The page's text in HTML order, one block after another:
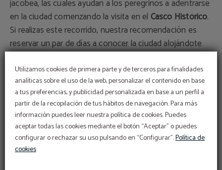
Utilizamos cookies de primera parte y de terceros para finalidades
analíticas sobre el uso de la web, personalizar el contenido en base
a tus preferencias, y publicidad personalizada en base a un perfil a
partir de la recopilación de tus hábitos de navegación. Para más
información puedes leer nuestra política de cookies. Puedes
aceptar todas las cookies mediante el botón “Aceptar” o puedes
configurar o rechazar su uso pulsando en “Configurar”.Política de
cookies
jacobea, las cuales ayudan a los peregrinos a adentrarse
en la ciudad comenzando la visita en el Casco Histórico.
Si realizas este recorrido, nuestra recomendación es
reservar un par de días a conocer la ciudad alojándote
donde habitó la población musulmana, así como el
barrio judío donde convivió también la cultura cristiana,
con bellos ejemplos de la época en distintos edificios
religiosos.
Sella tu Credencial
Frente a la Catedral encontrarás la